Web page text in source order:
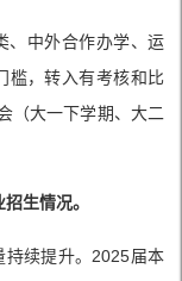
、中外合作办学、运
槛，转入有考核和比
（大一下学期、大二
生情况。
持续提升。2025届本